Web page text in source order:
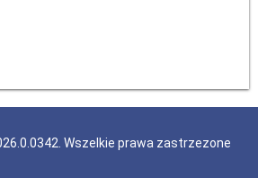
Wszelkie prawa zastrzezone